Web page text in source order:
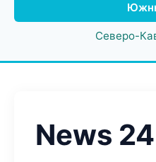
Северо-
News